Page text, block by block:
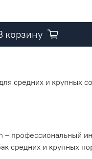
корзину
средних и крупных
– профессиональный
средних и крупных